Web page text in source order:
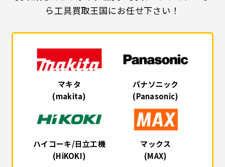
ら工具買取王国にお任せ下さい！
マキタ
(makita)
パナソニック
(Panasonic)
ハイコーキ/日立工機
(HiKOKI)
マックス
(MAX)